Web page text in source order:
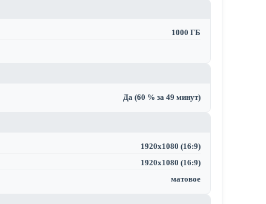
1000 ГБ
Да (60 % за 49 минут)
1920x1080 (16:9)
1920x1080 (16:9)
матовое